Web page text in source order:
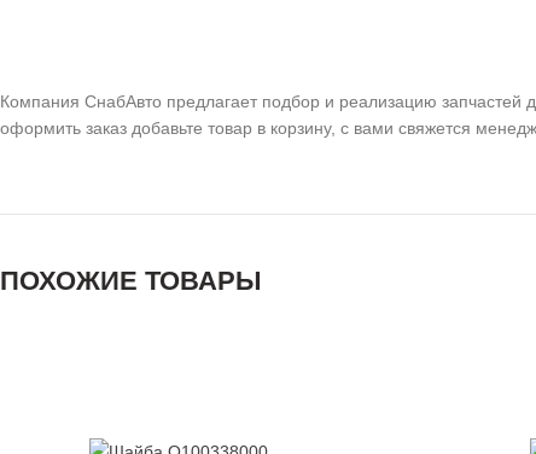
Компания СнабАвто предлагает подбор и реализацию запчастей
оформить заказ добавьте товар в корзину, с вами свяжется
ПОХОЖИЕ ТОВАРЫ